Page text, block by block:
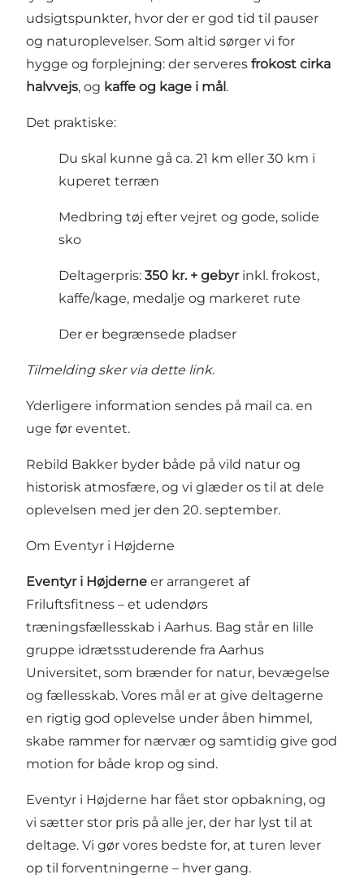
udsigtspunkter, hvor der er god tid til pauser
og naturoplevelser. Som altid sørger vi for
hygge og forplejning: der serveres frokost cirka
halvvejs, og kaffe og kage i mål .
Det praktiske:
Du skal kunne gå ca. 21 km eller 30 km i
kuperet terræn
Medbring tøj efter vejret og gode, solide
sko
Deltagerpris: 350 kr. + gebyrinkl. frokost,
kaffe/kage, medalje og markeret rute
Der er begrænsede pladser
Tilmelding sker via dette link.
Yderligere information sendes på mail ca. en
uge før eventet.
Rebild Bakker byder både på vild natur og
historisk atmosfære, og vi glæder os til at dele
oplevelsen med jer den 20. september.
Om Eventyr i Højderne
Eventyr i Højderne er arrangeret af
Friluftsfitness – et udendørs
træningsfællesskab i Aarhus. Bag står en lille
gruppe idrætsstuderende fra Aarhus
Universitet, som brænder for natur, bevægelse
og fællesskab. Vores mål er at give deltagerne
en rigtig god oplevelse under åben himmel,
skabe rammer for nærvær og samtidig give god
motion for både krop og sind.
Eventyr i Højderne har fået stor opbakning, og
vi sætter stor pris på alle jer, der har lyst til at
deltage. Vi gør vores bedste for, at turen lever
op til forventningerne – hver gang.